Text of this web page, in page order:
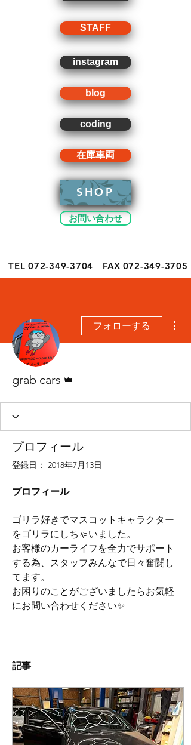
STAFF
instagram
blog
coding
在庫車両
SHOP
お問い合わせ
TEL 072-349-3704 FAX 072-349-3705
フォローする
grab cars
プロフィール
登録日： 2018年7月13日
プロフィール
ゴリラ好きでマスコットキャラクター
をゴリラにしちゃいました。
お客様のカーライフを全力でサポート
する為、スタッフみんなで日々奮闘し
てます。
お困りのことがございましたらお気軽
にお問い合わせください✨
記事